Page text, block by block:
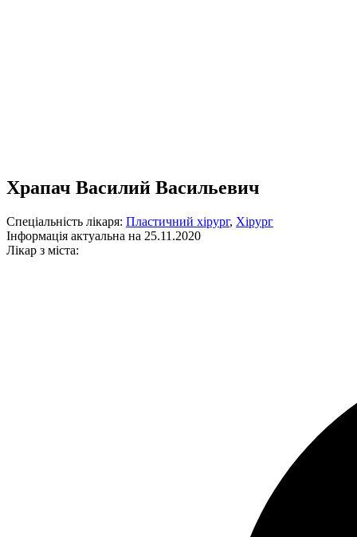
Храпач Василий Васильевич
Спеціальність лікаря: Пластичний хірург, Хірург
Інформація актуальна на 25.11.2020
Лікар з міста: